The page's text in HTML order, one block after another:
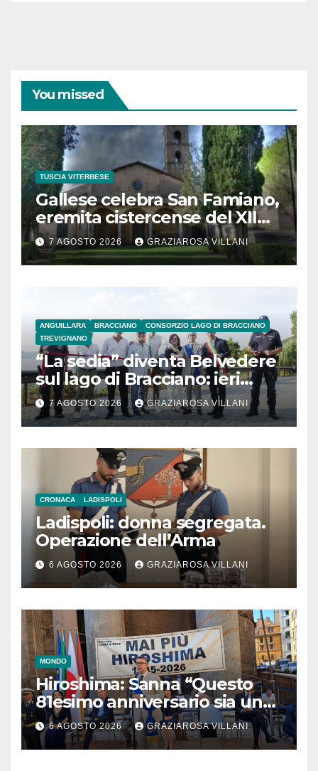
You missed
TUSCIA VITERBESE
Gallese celebra San Famiano,
eremita cistercense del XII
secolo
7 AGOSTO 2026 GRAZIAROSA VILLANI
ANGUILLARA BRACCIANO
CONSORZIO LAGO DI BRACCIANO
TREVIGNANO
“La sedia” diventa Belvedere
sul lago di Bracciano: ieri
l’inaugurazione
7 AGOSTO 2026 GRAZIAROSA VILLANI
CRONACA LADISPOLI
Ladispoli: donna segregata.
Operazione dell’Arma
6 AGOSTO 2026 GRAZIAROSA VILLANI
MONDO
Hiroshima: Sanna “Questo
81esimo anniversario sia un
monito per tutti”
6 AGOSTO 2026 GRAZIAROSA VILLANI